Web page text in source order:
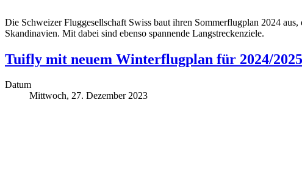
Die Schweizer Fluggesellschaft Swiss baut ihren Sommerflugplan 2024
Skandinavien. Mit dabei sind ebenso spannende Langstreckenziele.
Tuifly mit neuem Winterflugplan für 2024/2025
Datum
Mittwoch, 27. Dezember 2023